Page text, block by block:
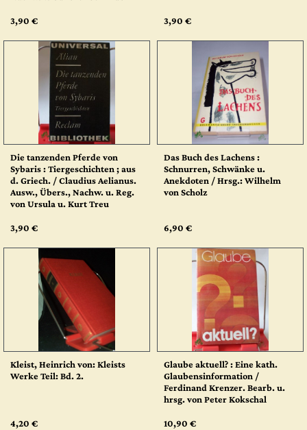
3,90 € 3,90 €
Die tanzenden Pferde von
Sybaris : Tiergeschichten ; aus
d. Griech. / Claudius Aelianus.
Ausw., Übers., Nachw. u. Reg.
von Ursula u. Kurt Treu
3,90 €
Das Buch des Lachens :
Schnurren, Schwänke u.
Anekdoten / Hrsg.: Wilhelm
von Scholz
6,90 €
Kleist, Heinrich von: Kleists
Werke Teil: Bd. 2.
4,20 €
Glaube aktuell? : Eine kath.
Glaubensinformation /
Ferdinand Krenzer. Bearb. u.
hrsg. von Peter Kokschal
10,90 €